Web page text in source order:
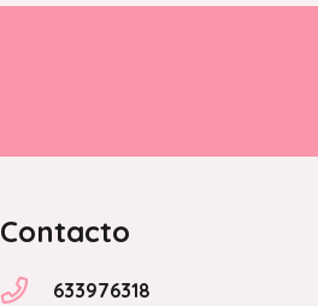
Contacto
633976318